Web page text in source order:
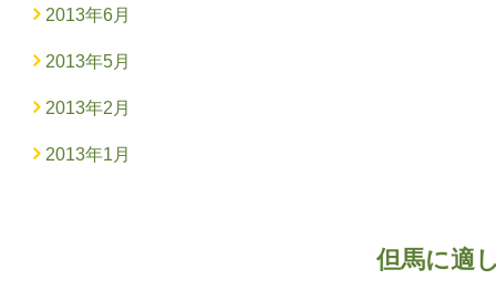
2013年6月
2013年5月
2013年2月
2013年1月
但馬に適